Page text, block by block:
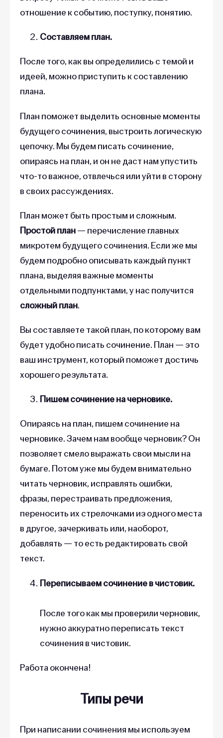
отношение к событию, поступку, понятию.
Составляем план.
После того, как вы определились с темой и
идеей, можно приступить к составлению
плана.
План поможет выделить основные моменты
будущего сочинения, выстроить логическую
цепочку. Мы будем писать сочинение,
опираясь на план, и он не даст нам упустить
что-то важное, отвлечься или уйти в сторону
в своих рассуждениях.
План может быть простым и сложным.
Простой план— перечисление главных
микротем будущего сочинения. Если же мы
будем подробно описывать каждый пункт
плана, выделяя важные моменты
отдельными подпунктами, у нас получится
сложный план.
Вы составляете такой план, по которому вам
будет удобно писать сочинение. План — это
ваш инструмент, который поможет достичь
хорошего результата.
Пишем сочинение на черновике.
Опираясь на план, пишем сочинение на
черновике. Зачем нам вообще черновик? Он
позволяет смело выражать свои мысли на
бумаге. Потом уже мы будем внимательно
читать черновик, исправлять ошибки,
фразы, перестраивать предложения,
переносить их стрелочками из одного места
в другое, зачеркивать или, наоборот,
добавлять — то есть редактировать свой
текст.
Переписываем сочинение в чистовик.
После того как мы проверили черновик,
нужно аккуратно переписать текст
сочинения в чистовик.
Работа окончена!
Типы речи
При написании сочинения мы используем